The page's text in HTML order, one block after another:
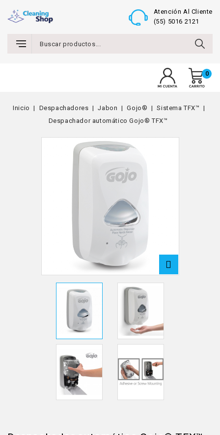
Atención Al Cliente
(55) 5016 2121
0
Inicio Despachadores Jabon Gojo®
Sistema TFX™
Despachador automático Gojo® TFX™